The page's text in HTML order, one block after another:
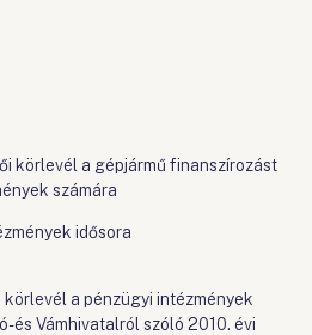
körlevél a gépjármű finanszírozást
számára
idősora
körlevél a pénzügyi intézmények
és Vámhivatalról szóló 2010. évi